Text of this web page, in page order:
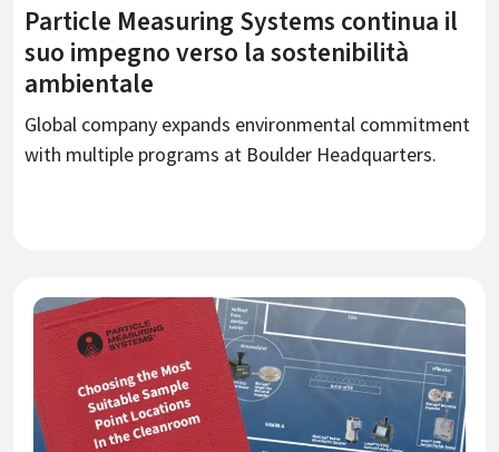
Particle Measuring Systems continua il
suo impegno verso la sostenibilità
ambientale
Global company expands environmental commitment
with multiple programs at Boulder Headquarters.
ATTUALITÀ